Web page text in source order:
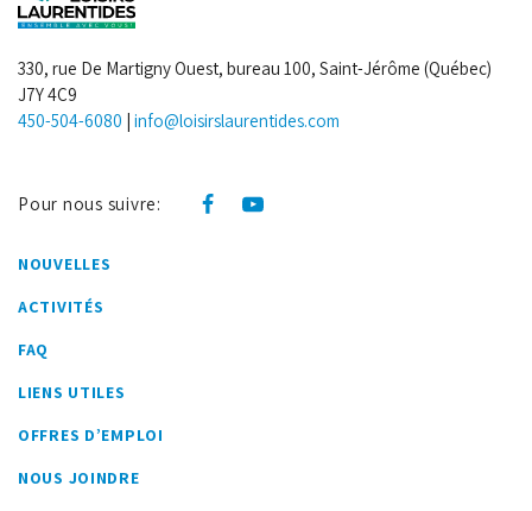
330, rue De Martigny Ouest, bureau 100, Saint-Jérôme (Québec)
J7Y 4C9
450-504-6080 | info@loisirslaurentides.com
Pour nous suivre:
NOUVELLES
ACTIVITÉS
FAQ
LIENS UTILES
OFFRES D’EMPLOI
NOUS JOINDRE